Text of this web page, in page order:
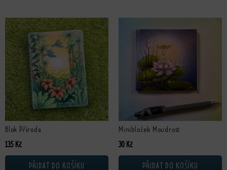
Blok Příroda
135 Kč
PŘIDAT DO KOŠÍKU
Minibloček Moudrost
30 Kč
PŘIDAT DO KOŠÍKU